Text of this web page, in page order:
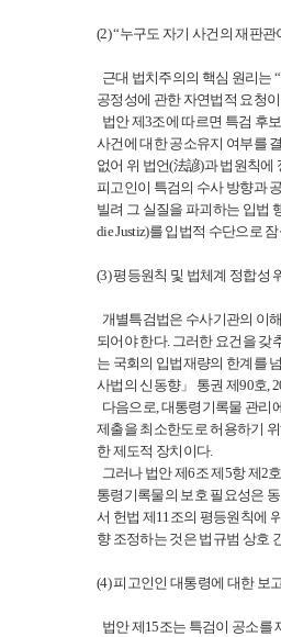
(2) “누구도 자기 사건의 재판
근대 법치주의의 핵심 원리는
공정성에 관한 자연법적 요청
법안 제3조에 따르면 특검 후
사건에 대한 공소유지 여부를
없어 위 법언(法諺)과 법원칙
피고인이 특검의 수사 방향과
빌려 그 실질을 파괴하는 입법
die Justiz)를 입법적 수단으로
(3) 평등원칙 및 법체계 정합성
개별특검법은 수사기관의 이
되어야 한다. 그러한 요건을 갖
는 국회의 입법재량의 한계를
사법의 신동향」 통권 제90호,
다음으로, 대통령기록물 관리
제출을 최소한도로 허용하기
한 제도적 장치이다.
그러나 법안 제6조 제5항 제2
통령기록물의 보호 필요성은
서 헌법 제11조의 평등원칙에
향 조정하는 것은 법규범 상호
(4) 피고인인 대통령에 대한 보
법안 제15조는 특검이 공소를